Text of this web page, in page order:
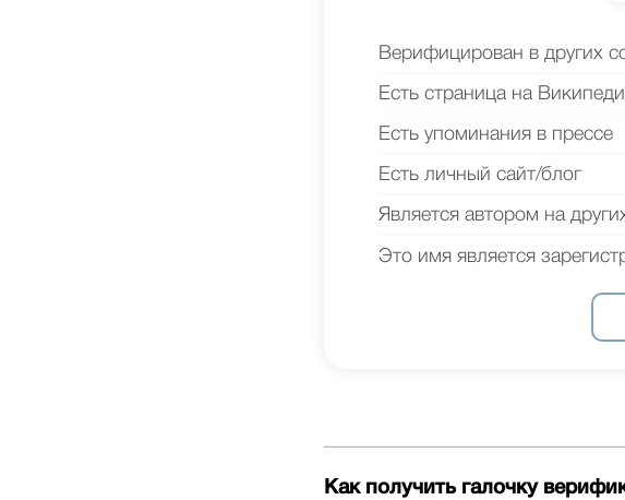
Верифицирован в других
Есть страница на
Есть упоминания в прессе
Есть личный сайт/блог
Является автором на
Это имя является
Как получить галочку